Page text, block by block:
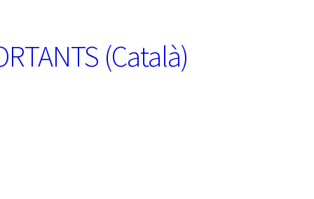
(Català)